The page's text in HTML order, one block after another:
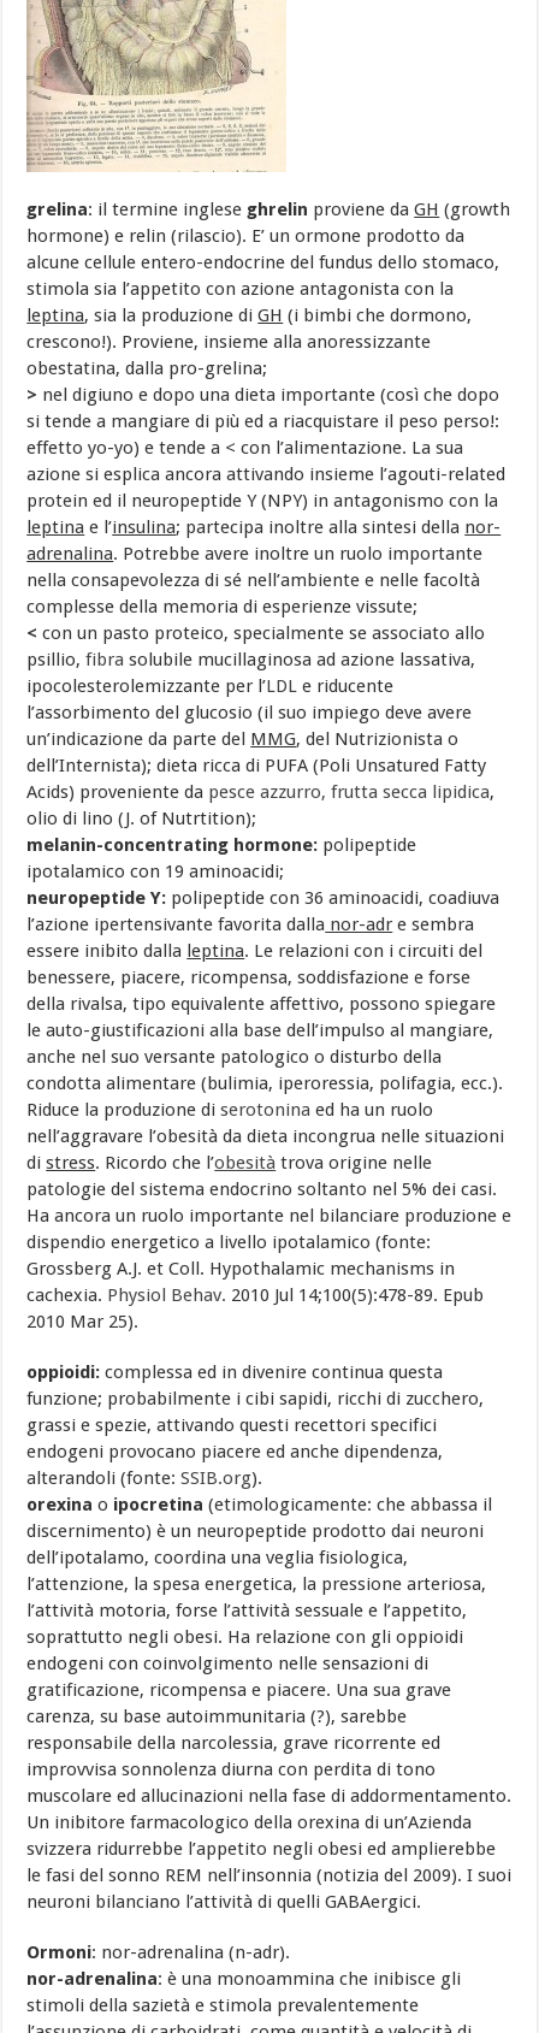
grelina: il termine inglese ghrelin proviene daGH (growth
hormone) e relin (rilascio). E’ un ormone prodotto da
alcune cellule entero-endocrine del fundus dello stomaco,
stimola sia l’appetito con azione antagonista con la
leptina, sia la produzione diGH (i bimbi che dormono,
crescono!). Proviene, insieme alla anoressizzante
obestatina, dalla pro-grelina;
> nel digiuno e dopo una dieta importante (così che dopo
si tende a mangiare di più ed a riacquistare il peso perso!:
effetto yo-yo) e tende a < con l’alimentazione. La sua
azione si esplica ancora attivando insieme l’agouti-related
protein ed il neuropeptide Y (NPY) in antagonismo con la
leptina e l’insulina; partecipa inoltre alla sintesi della nor-
adrenalina. Potrebbe avere inoltre un ruolo importante
nella consapevolezza di sé nell’ambiente e nelle facoltà
complesse della memoria di esperienze vissute;
< con un pasto proteico, specialmente se associato allo
psillio, fibra solubile mucillaginosa ad azione lassativa,
ipocolesterolemizzante per l’LDL e riducente
l’assorbimento del glucosio (il suo impiego deve avere
un’indicazione da parte del MMG, del Nutrizionista o
dell’Internista); dieta ricca di PUFA (Poli Unsatured Fatty
Acids) proveniente da pesce azzurro, frutta secca lipidica,
olio di lino (J. of Nutrtition);
melanin-concentrating hormone: polipeptide
ipotalamico con 19 aminoacidi;
neuropeptide Y: polipeptide con 36 aminoacidi, coadiuva
l’azione ipertensivante favorita dalla nor-adr e sembra
essere inibito dalla leptina. Le relazioni con i circuiti del
benessere, piacere, ricompensa, soddisfazione e forse
della rivalsa, tipo equivalente affettivo, possono spiegare
le auto-giustificazioni alla base dell’impulso al mangiare,
anche nel suo versante patologico o disturbo della
condotta alimentare (bulimia, iperoressia, polifagia, ecc.).
Riduce la produzione diserotonina ed ha un ruolo
nell’aggravare l’obesità da dieta incongrua nelle situazioni
distress. Ricordo che l’obesità trova origine nelle
patologie del sistema endocrino soltanto nel 5% dei casi.
Ha ancora un ruolo importante nel bilanciare produzione e
dispendio energetico a livello ipotalamico (fonte:
Grossberg A.J. et Coll. Hypothalamic mechanisms in
cachexia. Physiol Behav. 2010 Jul 14;100(5):478-89. Epub
2010 Mar 25).
oppioidi: complessa ed in divenire continua questa
funzione; probabilmente i cibi sapidi, ricchi di zucchero,
grassi e spezie, attivando questi recettori specifici
endogeni provocano piacere ed anche dipendenza,
alterandoli (fonte:SSIB.org).
orexinao ipocretina (etimologicamente: che abbassa il
discernimento) è un neuropeptide prodotto dai neuroni
dell’ipotalamo, coordina una veglia fisiologica,
l’attenzione, la spesa energetica, la pressione arteriosa,
l’attività motoria, forse l’attività sessuale e l’appetito,
soprattutto negli obesi. Ha relazione con gli oppioidi
endogeni con coinvolgimento nelle sensazioni di
gratificazione, ricompensa e piacere. Una sua grave
carenza, su base autoimmunitaria (?), sarebbe
responsabile della narcolessia, grave ricorrente ed
improvvisa sonnolenza diurna con perdita di tono
muscolare ed allucinazioni nella fase di addormentamento.
Un inibitore farmacologico della orexina di un’Azienda
svizzera ridurrebbe l’appetito negli obesi ed amplierebbe
le fasi del sonno REM nell’insonnia (notizia del 2009). I suoi
neuroni bilanciano l’attività di quelli GABAergici.
Ormoni: nor-adrenalina (n-adr).
nor-adrenalina: è una monoammina che inibisce gli
stimoli della sazietà e stimola prevalentemente